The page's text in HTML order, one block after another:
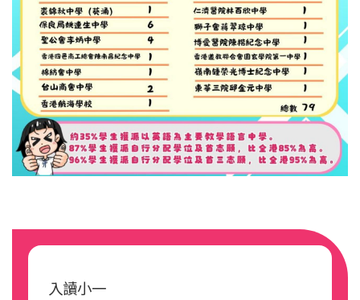
Main
navigation
入讀小一